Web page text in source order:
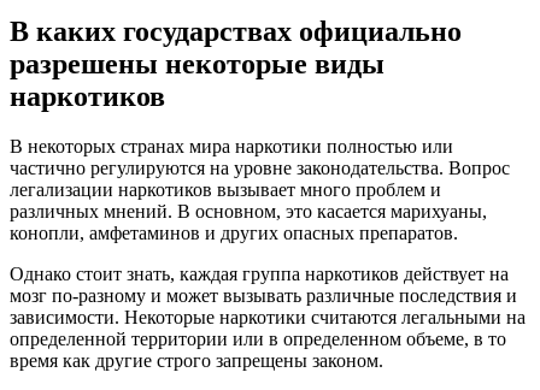
В каких государствах официально
разрешены некоторые виды
наркотиков
В некоторых странах мира наркотики полностью или
частично регулируются на уровне законодательства. Вопрос
легализации наркотиков вызывает много проблем и
различных мнений. В основном, это касается марихуаны,
конопли, амфетаминов и других опасных препаратов.
Однако стоит знать, каждая группа наркотиков действует на
мозг по-разному и может вызывать различные последствия и
зависимости. Некоторые наркотики считаются легальными на
определенной территории или в определенном объеме, в то
время как другие строго запрещены законом.